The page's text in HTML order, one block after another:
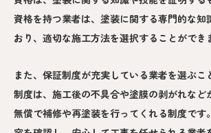
資格を持つ業者は、塗装に関する専門的な知
おり、適切な施工方法を選択することができ
また、保証制度が充実している業者を選ぶこ
制度は、施工後の不具合や塗膜の剥がれなど
無償で補修や再塗装を行ってくれる制度です